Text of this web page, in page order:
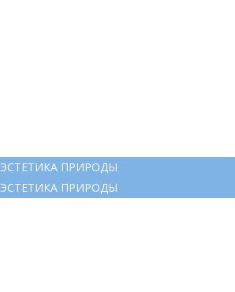
ЭСТЕТИКА ПРИРОДЫ
ЭСТЕТИКА ПРИРОДЫ